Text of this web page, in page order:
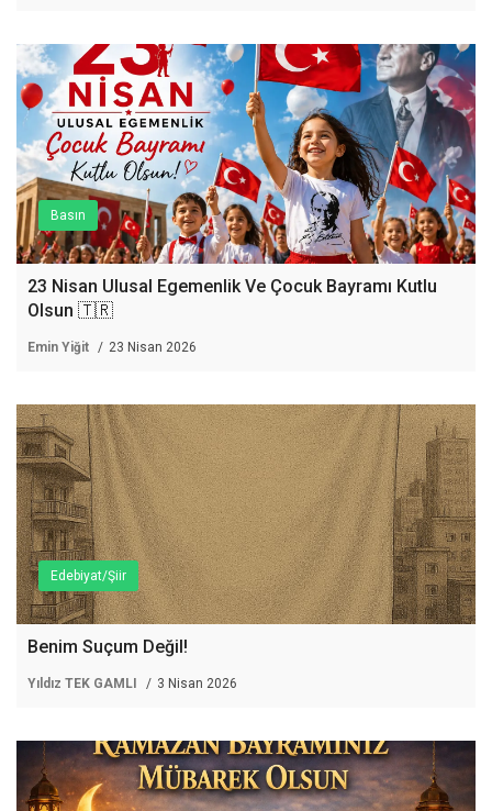
Basın
23 Nisan Ulusal Egemenlik Ve Çocuk Bayramı Kutlu
Olsun 🇹🇷
Emin Yiğit 23 Nisan 2026
Edebiyat/Şiir
Benim Suçum Değil!
Yıldız TEK GAMLI 3 Nisan 2026